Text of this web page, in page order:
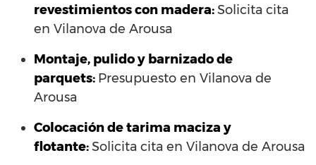
revestimientos con madera:Solicita cita
en Vilanova de Arousa
Montaje, pulido y barnizado de
parquets: Presupuesto en Vilanova de
Arousa
Colocación de tarima maciza y
flotante:Solicita cita en Vilanova de Arousa